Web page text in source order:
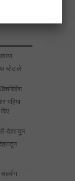
घोटाले
पहिया